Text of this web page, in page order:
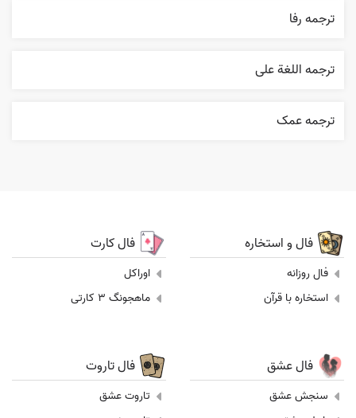
ترجمه رفا
ترجمه اللغة علی
ترجمه عمک
فال و استخاره
فال روزانه
استخاره با قرآن
فال کارت
اوراکل
ماهجونگ 3 کارتی
فال عشق
سنجش عشق
فال تاروت
تاروت عشق